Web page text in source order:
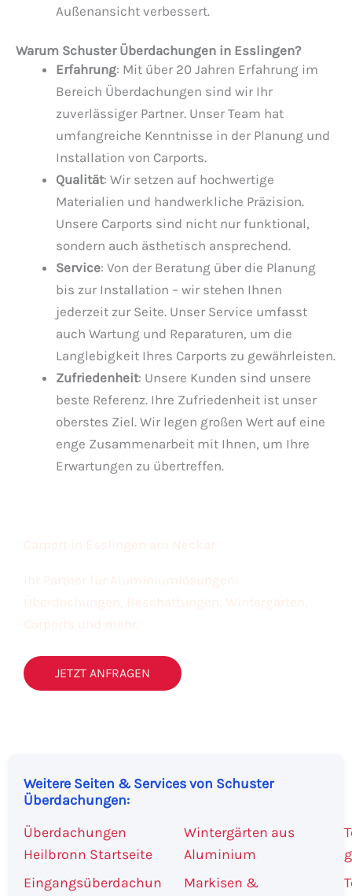
Außenansicht verbessert.
Warum Schuster Überdachungen in Esslingen?
Erfahrung: Mit über 20 Jahren Erfahrung im
Bereich Überdachungen sind wir Ihr
zuverlässiger Partner. Unser Team hat
umfangreiche Kenntnisse in der Planung und
Installation von Carports.
Qualität: Wir setzen auf hochwertige
Materialien und handwerkliche Präzision.
Unsere Carports sind nicht nur funktional,
sondern auch ästhetisch ansprechend.
Service: Von der Beratung über die Planung
bis zur Installation – wir stehen Ihnen
jederzeit zur Seite. Unser Service umfasst
auch Wartung und Reparaturen, um die
Langlebigkeit Ihres Carports zu gewährleisten.
Zufriedenheit: Unsere Kunden sind unsere
beste Referenz. Ihre Zufriedenheit ist unser
oberstes Ziel. Wir legen großen Wert auf eine
enge Zusammenarbeit mit Ihnen, um Ihre
Erwartungen zu übertreffen.
Carport in Esslingen am Neckar
Ihr Partner für Aluminiumlösungen:
Überdachungen, Beschattungen, Wintergärten,
Carports und mehr.
JETZT ANFRAGEN
Weitere Seiten & Services von Schuster
Überdachungen:
Überdachungen
Heilbronn Startseite
Wintergärten aus
Aluminium
Eingangsüberdachun
Markisen &